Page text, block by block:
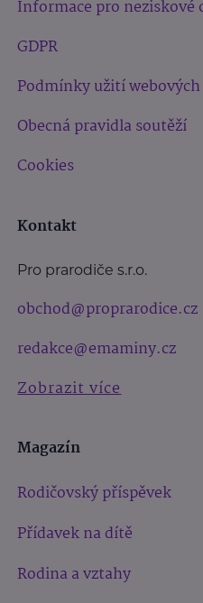
Informace pro neziskové
GDPR
Podmínky užití
Obecná pravidla soutěží
Cookies
Kontakt
Pro prarodiče s.r.o.
obchod@proprarodice.cz
redakce@emaminy.cz
Zobrazit více
Magazín
Rodičovský příspěvek
Přídavek na dítě
Rodina a vztahy